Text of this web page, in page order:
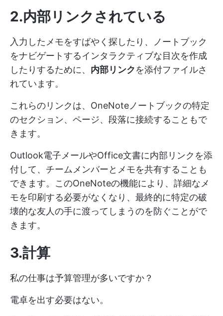
2.内部リンクされている
入力したメモをすばやく探したり、ノートブック
をナビゲートするインタラクティブな目次を作成
したりするために、 内部リンクを添付ファイルさ
れています。
これらのリンクは、OneNoteノートブックの特定
のセクション、ページ、段落に接続することもで
きます。
Outlook電子メールやOffice文書に内部リンクを添
付して、チームメンバーとメモを共有することも
できます。このOneNoteの機能により、詳細なメ
モを印刷する必要がなくなり、最終的に特定の破
壊的な友人の手に渡ってしまうのを防ぐことがで
きます。
3.計算
私の仕事は予算管理が多いですか？
電卓を出す必要はない。